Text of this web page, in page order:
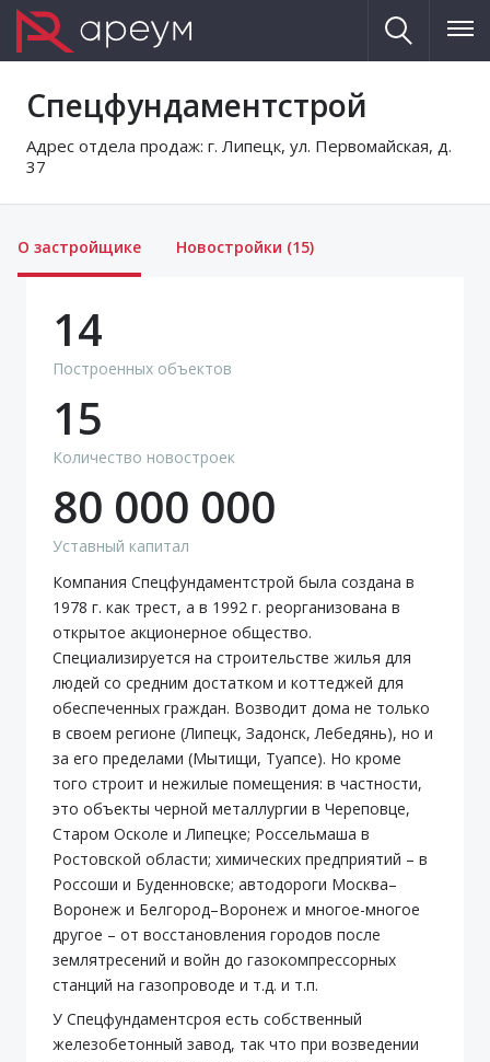
Спецфундаментстрой
Адрес отдела продаж: г. Липецк, ул. Первомайская, д.
37
О застройщике Новостройки (15)
14
Построенных объектов
15
Количество новостроек
80 000 000
Уставный капитал
Компания Спецфундаментстрой была создана в
1978 г. как трест, а в 1992 г. реорганизована в
открытое акционерное общество.
Специализируется на строительстве жилья для
людей со средним достатком и коттеджей для
обеспеченных граждан. Возводит дома не только
в своем регионе (Липецк, Задонск, Лебедянь), но и
за его пределами (Мытищи, Туапсе). Но кроме
того строит и нежилые помещения: в частности,
это объекты черной металлургии в Череповце,
Старом Осколе и Липецке; Россельмаша в
Ростовской области; химических предприятий – в
Россоши и Буденновске; автодороги Москва–
Воронеж и Белгород–Воронеж и многое-многое
другое – от восстановления городов после
землятресений и войн до газокомпрессорных
станций на газопроводе и т.д. и т.п.
У Спецфундаментсроя есть собственный
железобетонный завод, так что при возведении